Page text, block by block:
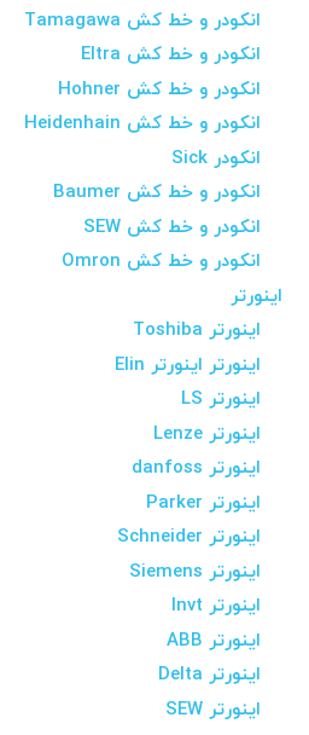
انکودر و خط کش Tamagawa
انکودر و خط کش Eltra
انکودر و خط کش Hohner
انکودر و خط کش Heidenhain
انکودر Sick
انکودر و خط کش Baumer
انکودر و خط کش SEW
انکودر و خط کش Omron
اینورتر
اینورتر Toshiba
اینورتر اینورتر Elin
اینورتر LS
اینورتر Lenze
اینورتر danfoss
اینورتر Parker
اینورتر Schneider
اینورتر Siemens
اینورتر Invt
اینورتر ABB
اینورتر Delta
اینورتر SEW